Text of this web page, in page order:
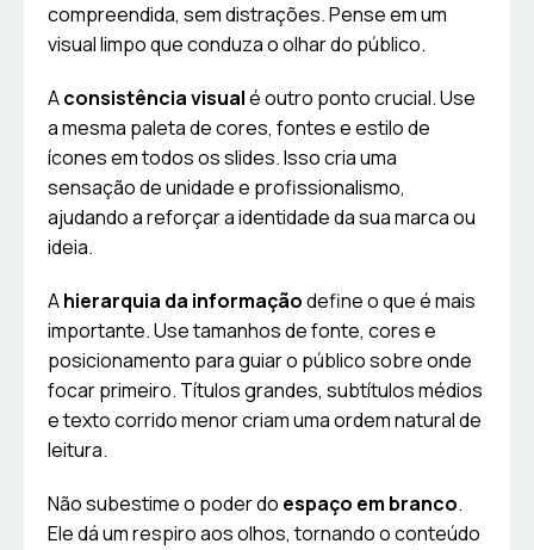
compreendida, sem distrações. Pense em um
visual limpo que conduza o olhar do público.
Aconsistência visualé outro ponto crucial. Use
a mesma paleta de cores, fontes e estilo de
ícones em todos os slides. Isso cria uma
sensação de unidade e profissionalismo,
ajudando a reforçar a identidade da sua marca ou
ideia.
Ahierarquia da informaçãodefine o que é mais
importante. Use tamanhos de fonte, cores e
posicionamento para guiar o público sobre onde
focar primeiro. Títulos grandes, subtítulos médios
e texto corrido menor criam uma ordem natural de
leitura.
Não subestime o poder do espaço em branco.
Ele dá um respiro aos olhos, tornando o conteúdo